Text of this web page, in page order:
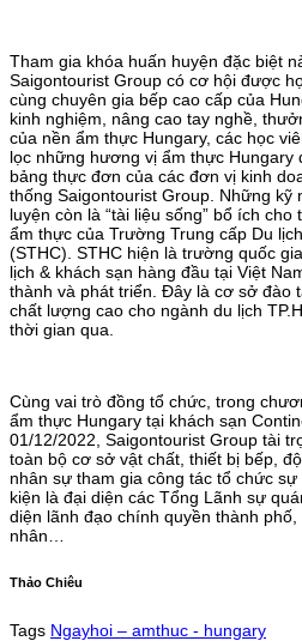
Tham gia khóa huấn huyện đặc biệt
Saigontourist Group có cơ hội được
cùng chuyên gia bếp cao cấp của
kinh nghiệm, nâng cao tay nghề,
của nền ẩm thực Hungary, các học
lọc những hương vị ẩm thực Hungary
bảng thực đơn của các đơn vị kinh
thống Saigontourist Group. Những kỹ
luyện còn là “tài liệu sống” bổ ích
ẩm thực của Trường Trung cấp Du
(STHC). STHC hiện là trường quốc
lịch & khách sạn hàng đầu tại Việt
thành và phát triển. Đây là cơ sở đào
chất lượng cao cho ngành du lịch
thời gian qua.
Cùng vai trò đồng tổ chức, trong
ẩm thực Hungary tại khách sạn
01/12/2022, Saigontourist Group tài
toàn bộ cơ sở vật chất, thiết bị bếp,
nhân sự tham gia công tác tổ chức
kiện là đại diện các Tổng Lãnh sự
diện lãnh đạo chính quyền thành phố,
nhân…
Thảo Chiêu
Tags Ngayhoi – amthuc - hungary